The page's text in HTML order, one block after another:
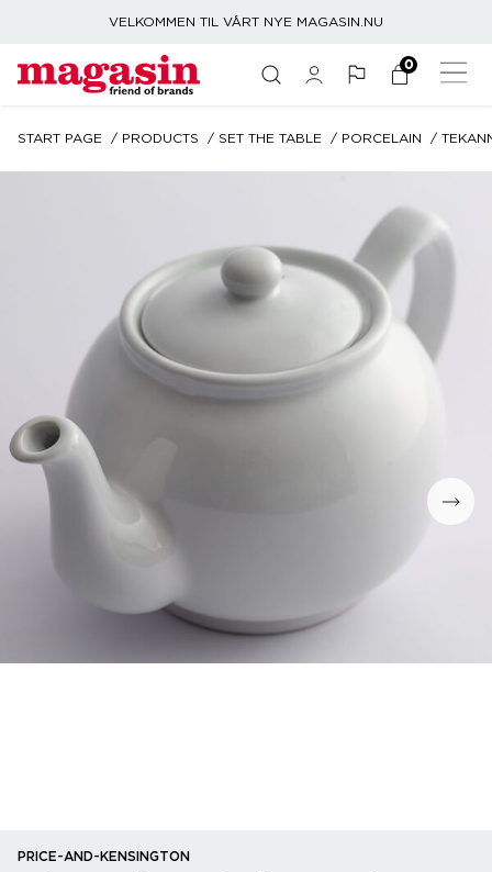
VELKOMMEN TIL VÅRT NYE MAGASIN.NU
0
START PAGE PRODUCTS SET THE TABLE PORCELAIN
PRICE-AND-KENSINGTON